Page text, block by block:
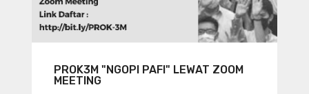
PROK3M "NGOPI PAFI" LEWAT ZOOM
MEETING